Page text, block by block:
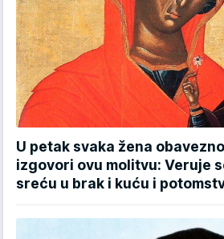
U petak svaka žena
izgovori ovu molitvu: Veruje
sreću u brak i kuću i